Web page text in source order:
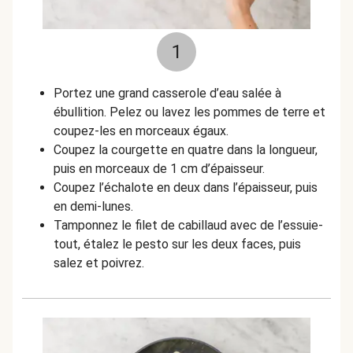
1
Portez une grand casserole d’eau salée à
ébullition. Pelez ou lavez les pommes de terre et
coupez-les en morceaux égaux.
Coupez la courgette en quatre dans la longueur,
puis en morceaux de 1 cm d’épaisseur.
Coupez l’échalote en deux dans l’épaisseur, puis
en demi-lunes.
Tamponnez le filet de cabillaud avec de l’essuie-
tout, étalez le pesto sur les deux faces, puis
salez et poivrez.